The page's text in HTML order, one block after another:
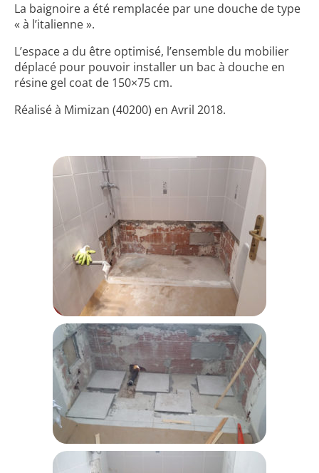
La baignoire a été remplacée par une douche de type
« à l’italienne ».
L’espace a du être optimisé, l’ensemble du mobilier
déplacé pour pouvoir installer un bac à douche en
résine gel coat de 150×75 cm.
Réalisé à Mimizan (40200) en Avril 2018.